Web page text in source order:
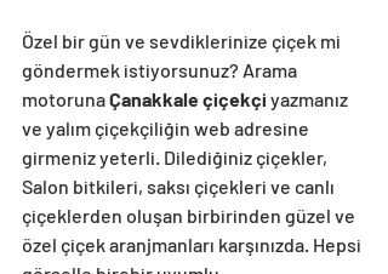
Özel bir gün ve sevdiklerinize çiçek mi
göndermek istiyorsunuz? Arama
motoruna Çanakkale çiçekçi yazmanız
ve yalım çiçekçiliğin web adresine
girmeniz yeterli. Dilediğiniz çiçekler,
Salon bitkileri, saksı çiçekleri ve canlı
çiçeklerden oluşan birbirinden güzel ve
özel çiçek aranjmanları karşınızda. Hepsi